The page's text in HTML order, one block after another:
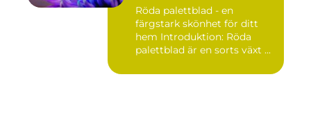
Röda palettblad - en
färgstark skönhet för ditt
hem Introduktion: Röda
palettblad är en sorts växt ...